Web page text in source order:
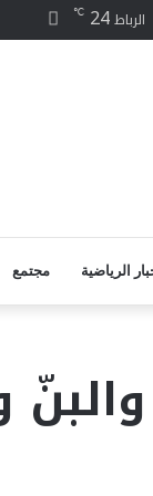
فيسبوك
الرباط24
℃
مجتمع الرياضية